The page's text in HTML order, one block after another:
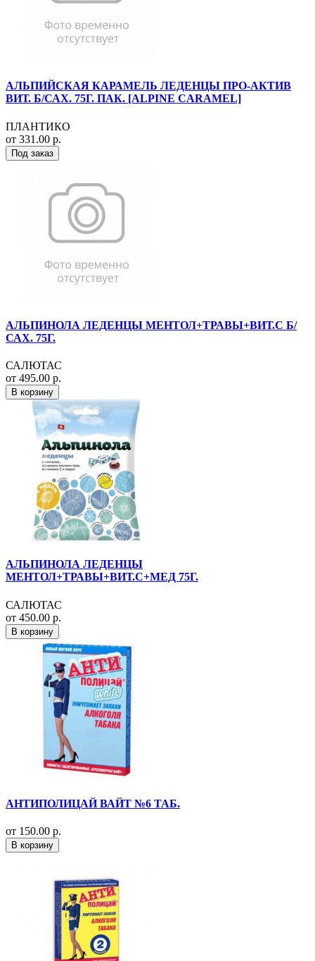
АЛЬПИЙСКАЯ КАРАМЕЛЬ ЛЕДЕНЦЫ ПРО-АКТИВ
ВИТ. Б/САХ. 75Г. ПАК. [ALPINE CARAMEL]
ПЛАНТИКО
от 331.00 р.
Под заказ
АЛЬПИНОЛА ЛЕДЕНЦЫ МЕНТОЛ+ТРАВЫ+ВИТ.С Б/
САХ. 75Г.
САЛЮТАС
от 495.00 р.
В корзину
АЛЬПИНОЛА ЛЕДЕНЦЫ
МЕНТОЛ+ТРАВЫ+ВИТ.С+МЕД 75Г.
САЛЮТАС
от 450.00 р.
В корзину
АНТИПОЛИЦАЙ ВАЙТ №6 ТАБ.
от 150.00 р.
В корзину